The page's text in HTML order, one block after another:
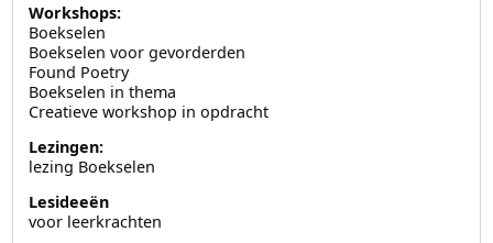
Workshops:
Boekselen
Boekselen voor gevorderden
Found Poetry
Boekselen in thema
Creatieve workshop in opdracht
Lezingen:
lezing Boekselen
Lesideeën
voor leerkrachten